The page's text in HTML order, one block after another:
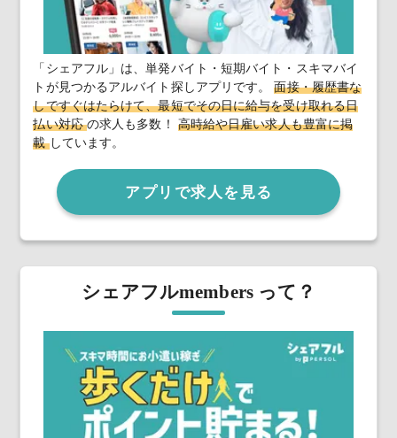
「シェアフル」は、単発バイト・短期バイト・スキマバイ
トが見つかるアルバイト探しアプリです。面接・履歴書な
しですぐはたらけて、最短でその日に給与を受け取れる日
払い対応の求人も多数！ 高時給や日雇い求人も豊富に掲
載しています。
アプリで求人を見る
シェアフルmembers って？